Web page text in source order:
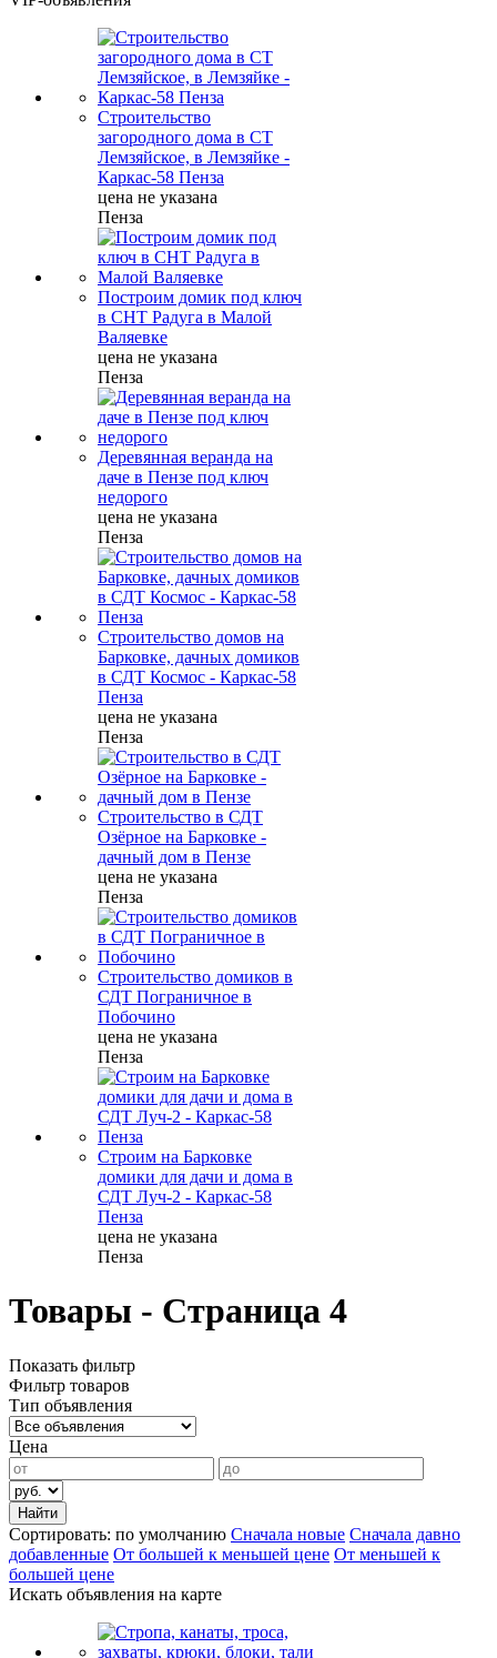
Строительство
загородного дома в СТ
Лемзяйское, в Лемзяйке -
Каркас-58 Пенза
цена не указана
Пенза
Построим домик под ключ
в СНТ Радуга в Малой
Валяевке
цена не указана
Пенза
Деревянная веранда на
даче в Пензе под ключ
недорого
цена не указана
Пенза
Строительство домов на
Барковке, дачных домиков
в СДТ Космос - Каркас-58
Пенза
цена не указана
Пенза
Строительство в СДТ
Озёрное на Барковке -
дачный дом в Пензе
цена не указана
Пенза
Строительство домиков в
СДТ Пограничное в
Побочино
цена не указана
Пенза
Строим на Барковке
домики для дачи и дома в
СДТ Луч-2 - Каркас-58
Пенза
цена не указана
Пенза
Товары - Страница 4
Показать фильтр
Фильтр товаров
Тип объявления
Цена
Сортировать: по умолчанию Сначала новые Сначала давно
добавленные От большей к меньшей цене От меньшей к
большей цене
Искать объявления на карте